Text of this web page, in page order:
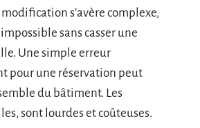
s’avère complexe,
sans casser une
Une simple erreur
pour une réservation peut
du bâtiment. Les
sont lourdes et coûteuses.